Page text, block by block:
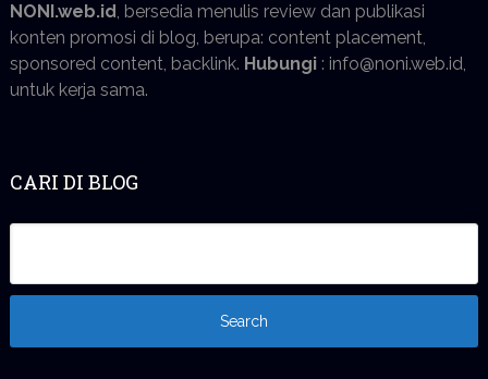
NONI.web.id, bersedia menulis review dan publikasi
konten promosi di blog, berupa: content placement,
sponsored content, backlink. Hubungi: info@noni.web.id,
untuk kerja sama.
CARI DI BLOG